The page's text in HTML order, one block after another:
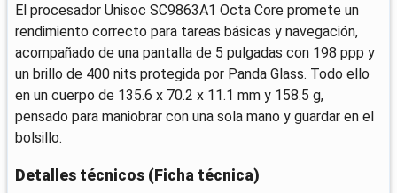
El procesador Unisoc SC9863A1 Octa Core promete un
rendimiento correcto para tareas básicas y navegación,
acompañado de una pantalla de 5 pulgadas con 198 ppp y
un brillo de 400 nits protegida por Panda Glass. Todo ello
en un cuerpo de 135.6 x 70.2 x 11.1 mm y 158.5 g,
pensado para maniobrar con una sola mano y guardar en el
bolsillo.
Detalles técnicos (Ficha técnica)